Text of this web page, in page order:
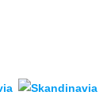
forum &